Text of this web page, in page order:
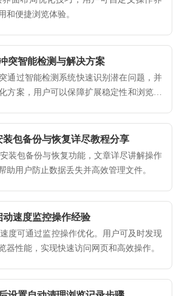
和便捷浏览体验。
突智能检测与解决方案
通过智能检测系统快速识别潜在问题，并
方案，用户可以保障扩展稳定性和浏览器
装包备份与恢复详尽教程分享
装包备份与恢复功能，文章详尽讲解操作
助用户防止数据丢失并高效管理文件。
动速度监控操作经验
度可通过监控操作优化。用户可及时发现
器性能，实现快速访问网页和高效操作。